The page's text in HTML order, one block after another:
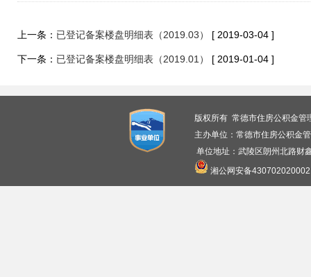
上一条： 已登记备案楼盘明细表（2019.03） [ 2019-03-04 ]
下一条： 已登记备案楼盘明细表（2019.01） [ 2019-01-04 ]
版权所有 常德市住房公积金
主办单位：常德市住房公积金
单位地址：武陵区朗州北路
湘公网安备